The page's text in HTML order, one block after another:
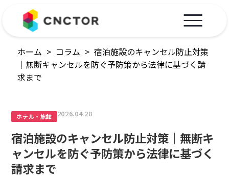
ホーム > コラム > 宿泊施設のキャンセル防止対策
｜無断キャンセルを防ぐ予防策から法律に基づく請
求まで
ホテル・旅館 2026.04.28
宿泊施設のキャンセル防止対策｜無断キ
ャンセルを防ぐ予防策から法律に基づく
請求まで